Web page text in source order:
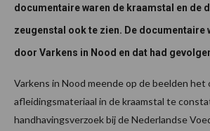
documentaire waren de kraamstal en de
zeugenstal ook te zien. De documentaire
door Varkens in Nood en dat had
Varkens in Nood meende op de beelden het
afleidingsmateriaal in de kraamstal te
handhavingsverzoek bij de Nederlandse